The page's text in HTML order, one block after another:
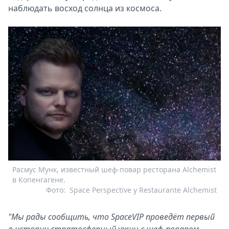
наблюдать восход солнца из космоса.
Расмус Мунк, известный шеф-повар ресторана Alchemist
в Копенгагене.
Space Perspective y Restaurante Alchemist
Фото:
"Мы рады сообщить, что SpaceVIP проведёт первый